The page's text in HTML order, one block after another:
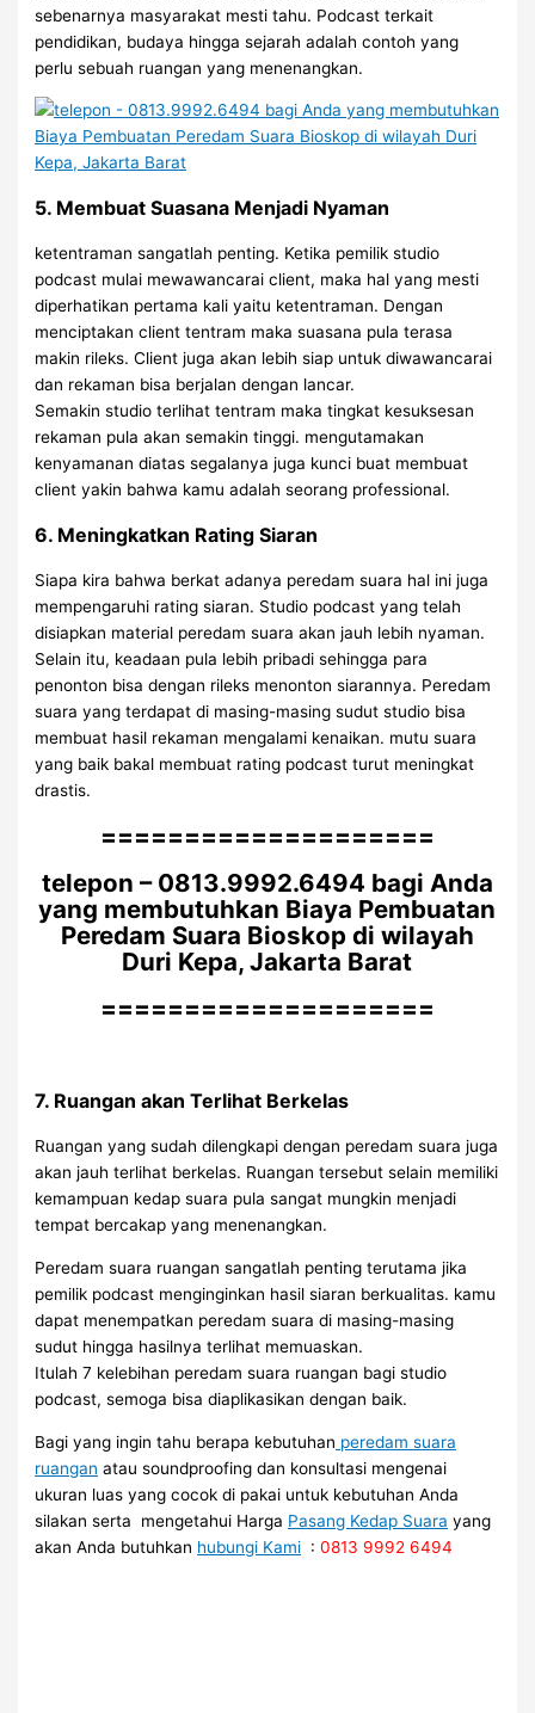
sebenarnya masyarakat mesti tahu. Podcast terkait
pendidikan, budaya hingga sejarah adalah contoh yang
perlu sebuah ruangan yang menenangkan.
5. Membuat Suasana Menjadi Nyaman
ketentraman sangatlah penting. Ketika pemilik studio
podcast mulai mewawancarai client, maka hal yang mesti
diperhatikan pertama kali yaitu ketentraman. Dengan
menciptakan client tentram maka suasana pula terasa
makin rileks. Client juga akan lebih siap untuk diwawancarai
dan rekaman bisa berjalan dengan lancar.
Semakin studio terlihat tentram maka tingkat kesuksesan
rekaman pula akan semakin tinggi. mengutamakan
kenyamanan diatas segalanya juga kunci buat membuat
client yakin bahwa kamu adalah seorang professional.
6. Meningkatkan Rating Siaran
Siapa kira bahwa berkat adanya peredam suara hal ini juga
mempengaruhi rating siaran. Studio podcast yang telah
disiapkan material peredam suara akan jauh lebih nyaman.
Selain itu, keadaan pula lebih pribadi sehingga para
penonton bisa dengan rileks menonton siarannya. Peredam
suara yang terdapat di masing-masing sudut studio bisa
membuat hasil rekaman mengalami kenaikan. mutu suara
yang baik bakal membuat rating podcast turut meningkat
drastis.
====================
telepon – 0813.9992.6494 bagi Anda
yang membutuhkan Biaya Pembuatan
Peredam Suara Bioskop di wilayah
Duri Kepa, Jakarta Barat
====================
7. Ruangan akan Terlihat Berkelas
Ruangan yang sudah dilengkapi dengan peredam suara juga
akan jauh terlihat berkelas. Ruangan tersebut selain memiliki
kemampuan kedap suara pula sangat mungkin menjadi
tempat bercakap yang menenangkan.
Peredam suara ruangan sangatlah penting terutama jika
pemilik podcast menginginkan hasil siaran berkualitas. kamu
dapat menempatkan peredam suara di masing-masing
sudut hingga hasilnya terlihat memuaskan.
Itulah 7 kelebihan peredam suara ruangan bagi studio
podcast, semoga bisa diaplikasikan dengan baik.
Bagi yang ingin tahu berapa kebutuhan peredam suara
ruangan atau soundproofing dan konsultasi mengenai
ukuran luas yang cocok di pakai untuk kebutuhan Anda
silakan serta mengetahui Harga Pasang Kedap Suara yang
akan Anda butuhkan hubungi Kami :0813 9992 6494